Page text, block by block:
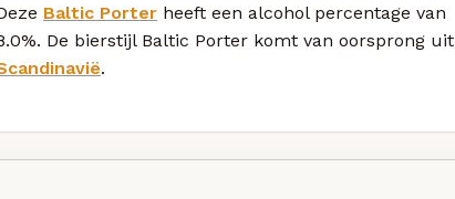
Baltic Porter heeft een alcohol percentage van
De bierstijl Baltic Porter komt van oorsprong uit
.